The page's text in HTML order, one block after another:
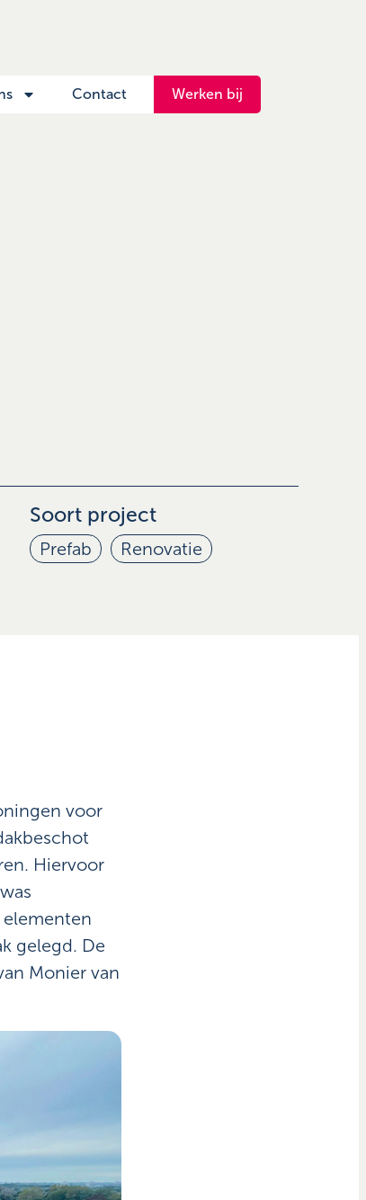
Contact Werken bij
Soort project
Prefab Renovatie
voor
Hiervoor
gelegd. De
Monier van